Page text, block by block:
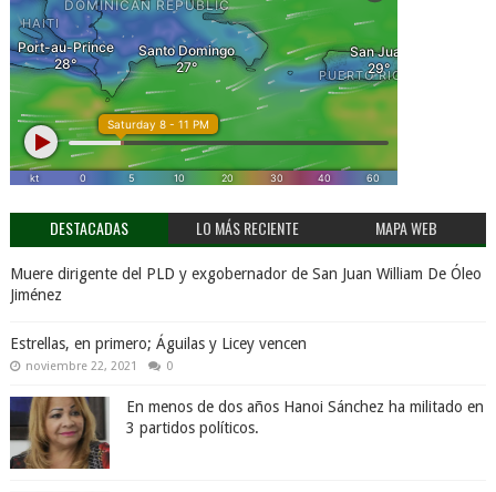
DESTACADAS LO MÁS RECIENTE MAPA WEB
Muere dirigente del PLD y exgobernador de San Juan William De Óleo
Jiménez
Estrellas, en primero; Águilas y Licey vencen
noviembre 22, 2021 0
En menos de dos años Hanoi Sánchez ha militado en
3 partidos políticos.